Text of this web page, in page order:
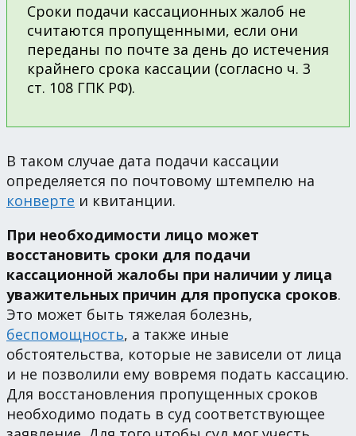
Сроки подачи кассационных жалоб не
считаются пропущенными, если они
переданы по почте за день до истечения
крайнего срока кассации (согласно ч. 3
ст. 108 ГПК РФ).
В таком случае дата подачи кассации
определяется по почтовому штемпелю на
конверте и квитанции.
При необходимости лицо может
восстановить сроки для подачи
кассационной жалобы при наличии у лица
уважительных причин для пропуска сроков.
Это может быть тяжелая болезнь,
беспомощность, а также иные
обстоятельства, которые не зависели от лица
и не позволили ему вовремя подать кассацию.
Для восстановления пропущенных сроков
необходимо подать в суд соответствующее